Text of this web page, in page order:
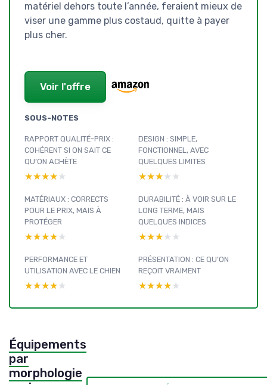
matériel dehors toute l’année, feraient mieux de
viser une gamme plus costaud, quitte à payer
plus cher.
Voir l'offre
SOUS-NOTES
RAPPORT QUALITÉ-PRIX :
COHÉRENT SI ON SAIT CE
QU’ON ACHÈTE
★★★★★
★★★★★
DESIGN : SIMPLE,
FONCTIONNEL, AVEC
QUELQUES LIMITES
★★★★★
★★★★★
MATÉRIAUX : CORRECTS
POUR LE PRIX, MAIS À
PROTÉGER
★★★★★
★★★★★
DURABILITÉ : À VOIR SUR LE
LONG TERME, MAIS
QUELQUES INDICES
★★★★★
★★★★★
PERFORMANCE ET
UTILISATION AVEC LE CHIEN
★★★★★
★★★★★
PRÉSENTATION : CE QU’ON
REÇOIT VRAIMENT
★★★★★
★★★★★
Équipements
par
morphologie